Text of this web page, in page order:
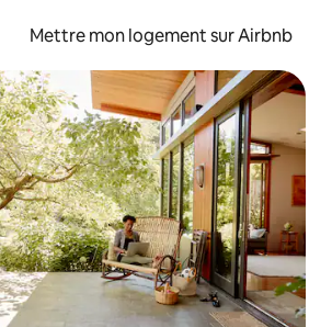
Mettre mon logement sur Airbnb